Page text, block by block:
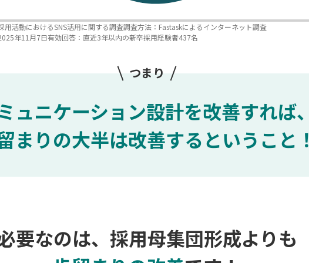
用活動におけるSNS活用に関する調査調査方法：Fastaskによるインターネット調査
年11月7日有効回答：直近3年以内の新卒採用経験者437名
つまり
ュニケーション設計を改善すれば、
まりの大半は改善するということ！
要なのは、採用母集団形成よりも